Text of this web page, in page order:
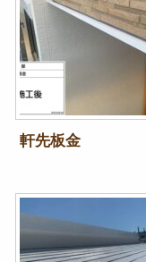
軒先板金